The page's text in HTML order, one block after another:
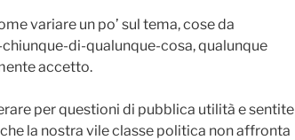
variare un po’ sul tema, cose da
di-qualunque-cosa, qualunque
accetto.
per questioni di pubblica utilità e sentite
la nostra vile classe politica non affronta